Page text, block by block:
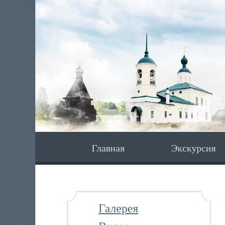
Главная Экскурсия
Галерея